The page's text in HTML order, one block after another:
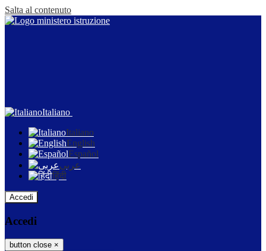
Salta al contenuto
Italiano
Italiano
English
Español
عربى
हिंदी
Accedi
Accedi
button close ×